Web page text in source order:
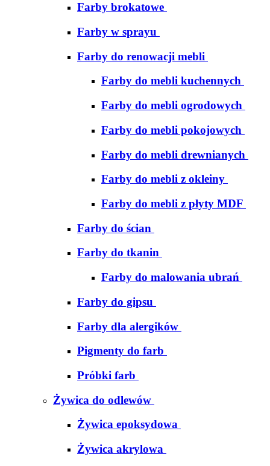
Farby brokatowe
Farby w sprayu
Farby do renowacji mebli
Farby do mebli kuchennych
Farby do mebli ogrodowych
Farby do mebli pokojowych
Farby do mebli drewnianych
Farby do mebli z okleiny
Farby do mebli z płyty MDF
Farby do ścian
Farby do tkanin
Farby do malowania ubrań
Farby do gipsu
Farby dla alergików
Pigmenty do farb
Próbki farb
Żywica do odlewów
Żywica epoksydowa
Żywica akrylowa